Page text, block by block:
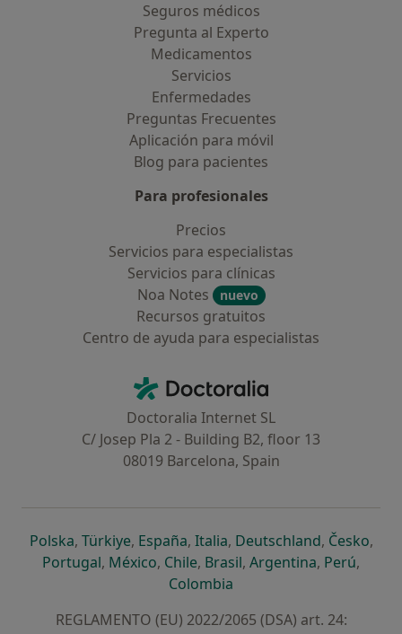
Seguros médicos
Pregunta al Experto
Medicamentos
Servicios
Enfermedades
Preguntas Frecuentes
Aplicación para móvil
Blog para pacientes
Para profesionales
Precios
Servicios para especialistas
Servicios para clínicas
Noa Notes
nuevo
Recursos gratuitos
Centro de ayuda para especialistas
Doctoralia - Página de inicio
Doctoralia Internet SL
C/ Josep Pla 2 - Building B2, floor 13
08019 Barcelona, Spain
Polskase abre en una nueva pestaña
, Türkiyese abre en una nueva pestaña
, Españase abre en una nueva pestaña
, Italiase abre en una nueva
, Deutschlandse abre en
, Českose
,
Portugalse abre en una nueva pestaña
, Méxicose abre en una nueva pestaña
, Chilese abre en una nueva pestaña
, Brasilse abre en una nueva
, Argentinase abre en
, Perúse
,
Colombia
REGLAMENTO (EU) 2022/2065 (DSA) art. 24: